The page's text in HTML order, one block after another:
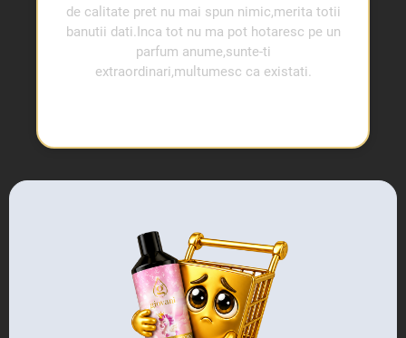
de calitate pret nu mai spun nimic,merita totii
banutii dati.Inca tot nu ma pot hotaresc pe un
parfum anume,sunte-ti
extraordinari,multumesc ca existati.